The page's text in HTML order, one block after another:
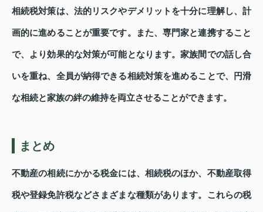
相続税対策は、法的リスクやデメリットを十分に理解し、計
画的に進めることが重要です。また、専門家と連携すること
で、より効果的な対策が可能となります。家族間での話し合
いを重ね、全員が納得できる相続対策を進めることで、円滑
な相続と家族の絆の維持を両立させることができます。
まとめ
不動産の相続にかかる税金には、相続税のほか、不動産取得
税や登録免許税などさまざまな種類があります。これらの税